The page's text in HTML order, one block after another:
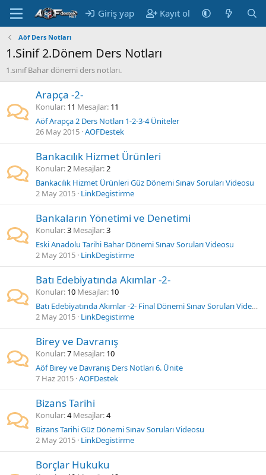
Giriş yap Kayıt ol
Aöf Ders Notları
1.Sinif 2.Dönem Ders Notları
1.sınıf Bahar dönemi ders notları.
Arapça -2-
Konular 11 Mesajlar 11
Aöf Arapça 2 Ders Notları 1-2-3-4 Üniteler
26 May 2015 AOFDestek
Bankacılık Hizmet Ürünleri
Konular 2 Mesajlar 2
Bankacılık Hizmet Ürünleri Güz Dönemi Sınav Soruları Videosu
2 May 2015 LinkDegistirme
Bankaların Yönetimi ve Denetimi
Konular 3 Mesajlar 3
Eski Anadolu Tarihi Bahar Dönemi Sınav Soruları Videosu
2 May 2015 LinkDegistirme
Batı Edebiyatında Akımlar -2-
Konular 10 Mesajlar 10
Batı Edebiyatında Akımlar -2- Final Dönemi Sınav Soruları Videosu
2 May 2015 LinkDegistirme
Birey ve Davranış
Konular 7 Mesajlar 10
Aöf Birey ve Davranış Ders Notları 6. Ünite
7 Haz 2015 AOFDestek
Bizans Tarihi
Konular 4 Mesajlar 4
Bizans Tarihi Güz Dönemi Sınav Soruları Videosu
2 May 2015 LinkDegistirme
Borçlar Hukuku